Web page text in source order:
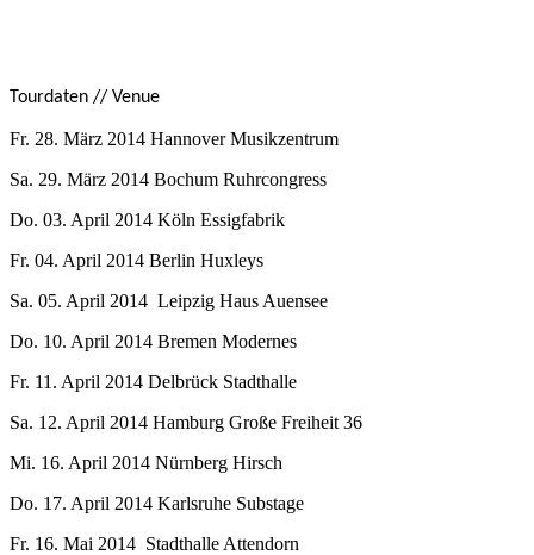
Tourdaten // Venue
Fr. 28. März 2014 Hannover Musikzentrum
Sa. 29. März 2014 Bochum Ruhrcongress
Do. 03. April 2014 Köln Essigfabrik
Fr. 04. April 2014 Berlin Huxleys
Sa. 05. April 2014 Leipzig Haus Auensee
Do. 10. April 2014 Bremen Modernes
Fr. 11. April 2014 Delbrück Stadthalle
Sa. 12. April 2014 Hamburg Große Freiheit 36
Mi. 16. April 2014 Nürnberg Hirsch
Do. 17. April 2014 Karlsruhe Substage
Fr. 16. Mai 2014 Stadthalle Attendorn